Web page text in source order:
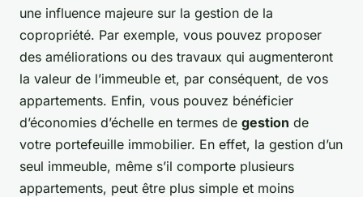
une influence majeure sur la gestion de la
copropriété. Par exemple, vous pouvez proposer
des améliorations ou des travaux qui augmenteront
la valeur de l’immeuble et, par conséquent, de vos
appartements. Enfin, vous pouvez bénéficier
d’économies d’échelle en termes de gestion de
votre portefeuille immobilier. En effet, la gestion d’un
seul immeuble, même s’il comporte plusieurs
appartements, peut être plus simple et moins